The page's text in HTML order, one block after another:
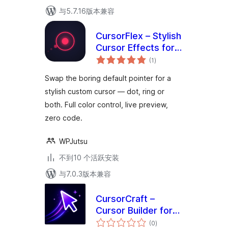
与5.7.16版本兼容
CursorFlex – Stylish
Cursor Effects for
WordPress
(1总
评)
Swap the boring default pointer for a
stylish custom cursor — dot, ring or
both. Full color control, live preview,
zero code.
WPJutsu
不到10 个活跃安装
与7.0.3版本兼容
CursorCraft –
Cursor Builder for
Elementor
(0总
评)